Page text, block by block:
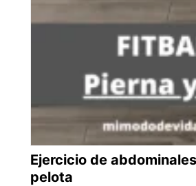
Ejercicio de
pelota